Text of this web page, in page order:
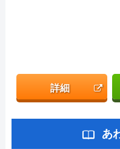
詳細
あ